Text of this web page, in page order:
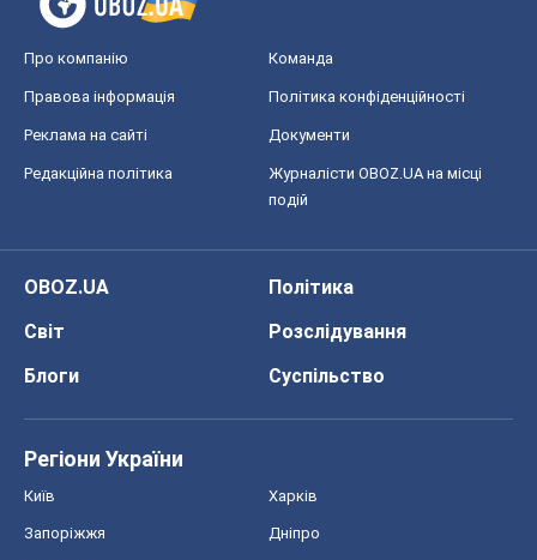
Про компанію Команда
Правова інформація Політика конфіденційності
Реклама на сайті Документи
Редакційна політика
Журналісти OBOZ.UA на місці
подій
OBOZ.UA
Політика
Світ
Розслідування
Блоги
Суспільство
Регіони України
Київ Харків
Запоріжжя Дніпро